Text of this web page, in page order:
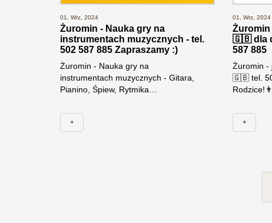
01, Wrz, 2024
Żuromin - Nauka gry na
instrumentach muzycznych - tel.
502 587 885 Zapraszamy :)
Żuromin - Nauka gry na
instrumentach muzycznych - Gitara,
Pianino, Śpiew, Rytmika…
+
01, Wrz, 2024
🇬🇧 dla
587 885
Żuromin
🇬🇧 tel.
+